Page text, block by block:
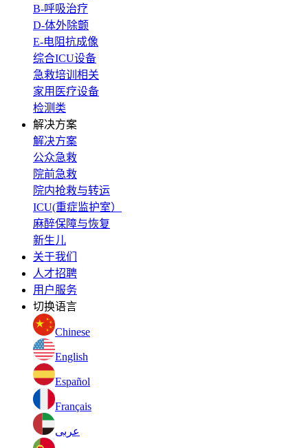
B-呼吸治疗
D-体外除颤
E-电阻抗成像
综合ICU设备
急救培训相关
家用医疗设备
检测类
解决方案
解决方案
公众急救
院前急救
院内抢救与转运
ICU(重症监护室）
麻醉保障与恢复
新生儿
关于我们
人才招聘
用户服务
切换语言
Chinese
English
Español
Français
عربى